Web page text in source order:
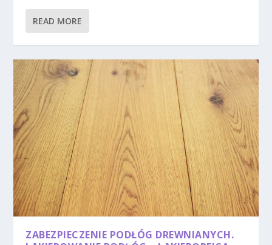
READ MORE
ZABEZPIECZENIE PODŁÓG DREWNIANYCH.